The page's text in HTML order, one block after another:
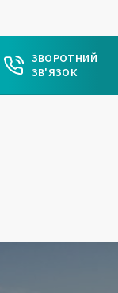
ЗВОРОТНИЙ
ЗВ'ЯЗОК